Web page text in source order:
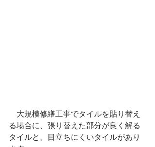
大規模修繕工事でタイルを貼り替え
る場合に、張り替えた部分が良く解る
タイルと、目立ちにくいタイルがあり